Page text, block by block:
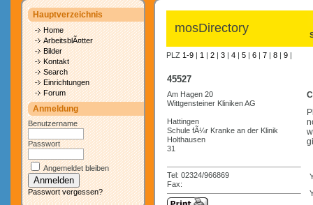
Hauptverzeichnis
Home
ArbeitsblÃ¤tter
Bilder
Kontakt
Search
Einrichtungen
Forum
Anmeldung
Benutzername
Passwort
Angemeldet bleiben
Passwort vergessen?
mosDirectory
PLZ 1-9 | 1 | 2 | 3 | 4 | 5 | 6 | 7 | 8 | 9 |
45527
Am Hagen 20
Wittgensteiner Kliniken AG
Hattingen
Schule fÃ¼r Kranke an der Klinik
Holthausen
31
Tel: 02324/966869
Fax: